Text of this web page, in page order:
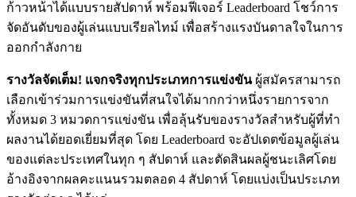
ก้าวหน้าได้แบบรายสัปดาห์ พร้อมฟีเจอร์ Leaderboard โชว์การ
จัดอันดับของผู้เล่นแบบเรียลไทม์ เพื่อสร้างแรงบันดาลใจในการ
ออกกำลังกาย
รางวัลจัดเต็ม! แจกจริงทุกประเภทการแข่งขัน ผู้สมัครสามารถ
เลือกเข้าร่วมการแข่งขันที่สนใจได้มากกว่าหนึ่งรายการจาก
ทั้งหมด 3 หมวดการแข่งขัน เพื่อลุ้นรับของรางวัลสำหรับผู้ที่ทำ
ผลงานได้ยอดเยี่ยมที่สุด โดย Leaderboard จะอัปเดตข้อมูลผู้เล่น
ของแต่ละประเทศในทุก ๆ สัปดาห์ และตัดสินผลผู้ชนะเลิศโดย
อ้างอิงจากผลคะแนนรวมตลอด 4 สัปดาห์ โดยแบ่งเป็นประเภท